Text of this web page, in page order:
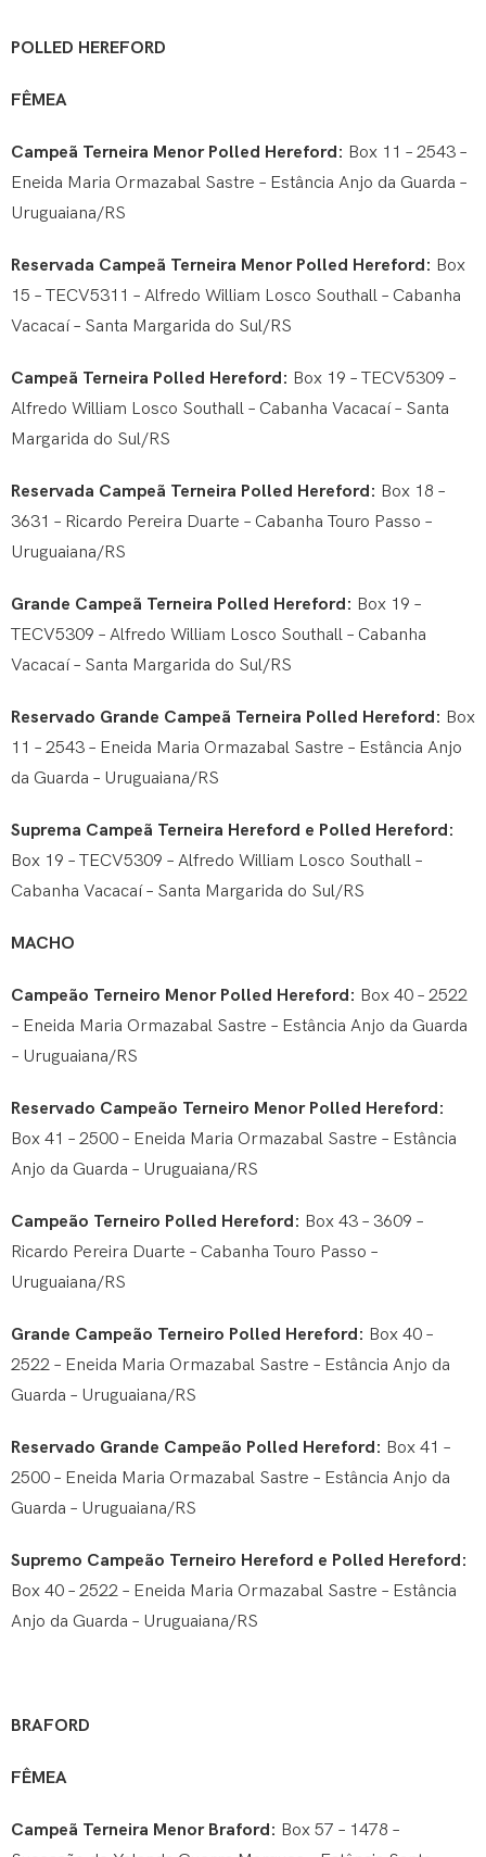
POLLED HEREFORD
FÊMEA
Campeã Terneira Menor Polled Hereford: Box 11 – 2543 –
Eneida Maria Ormazabal Sastre – Estância Anjo da Guarda –
Uruguaiana/RS
Reservada Campeã Terneira Menor Polled Hereford: Box
15 – TECV5311 – Alfredo William Losco Southall – Cabanha
Vacacaí – Santa Margarida do Sul/RS
Campeã Terneira Polled Hereford: Box 19 – TECV5309 –
Alfredo William Losco Southall – Cabanha Vacacaí – Santa
Margarida do Sul/RS
Reservada Campeã Terneira Polled Hereford: Box 18 –
3631 – Ricardo Pereira Duarte – Cabanha Touro Passo –
Uruguaiana/RS
Grande Campeã Terneira Polled Hereford: Box 19 –
TECV5309 – Alfredo William Losco Southall – Cabanha
Vacacaí – Santa Margarida do Sul/RS
Reservado Grande Campeã Terneira Polled Hereford: Box
11 – 2543 – Eneida Maria Ormazabal Sastre – Estância Anjo
da Guarda – Uruguaiana/RS
Suprema Campeã Terneira Hereford e Polled Hereford:
Box 19 – TECV5309 – Alfredo William Losco Southall –
Cabanha Vacacaí – Santa Margarida do Sul/RS
MACHO
Campeão Terneiro Menor Polled Hereford: Box 40 – 2522
– Eneida Maria Ormazabal Sastre – Estância Anjo da Guarda
– Uruguaiana/RS
Reservado Campeão Terneiro Menor Polled Hereford:
Box 41 – 2500 – Eneida Maria Ormazabal Sastre – Estância
Anjo da Guarda – Uruguaiana/RS
Campeão Terneiro Polled Hereford: Box 43 – 3609 –
Ricardo Pereira Duarte – Cabanha Touro Passo –
Uruguaiana/RS
Grande Campeão Terneiro Polled Hereford: Box 40 –
2522 – Eneida Maria Ormazabal Sastre – Estância Anjo da
Guarda – Uruguaiana/RS
Reservado Grande Campeão Polled Hereford: Box 41 –
2500 – Eneida Maria Ormazabal Sastre – Estância Anjo da
Guarda – Uruguaiana/RS
Supremo Campeão Terneiro Hereford e Polled Hereford:
Box 40 – 2522 – Eneida Maria Ormazabal Sastre – Estância
Anjo da Guarda – Uruguaiana/RS
BRAFORD
FÊMEA
Campeã Terneira Menor Braford: Box 57 – 1478 –